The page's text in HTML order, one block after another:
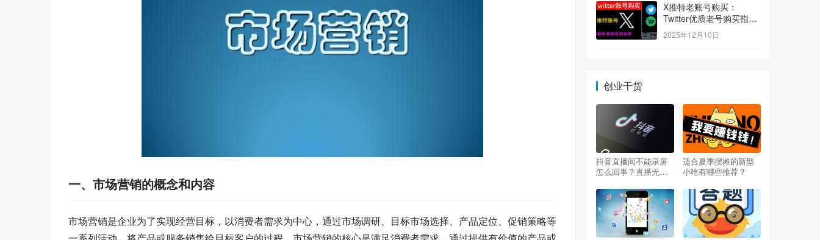
一、市场营销的概念和内容
市场营销是企业为了实现经营目标，以消费者需求为中心，通过市场调研、目标市场选择、产品定位、促销策略等
X推特老账号购买：
Twitter优质老号购买指
南！
2025年12月10日
创业干货
抖音直播间不能录屏
怎么回事？直播无法
适合夏季摆摊的新型
小吃有哪些推荐？